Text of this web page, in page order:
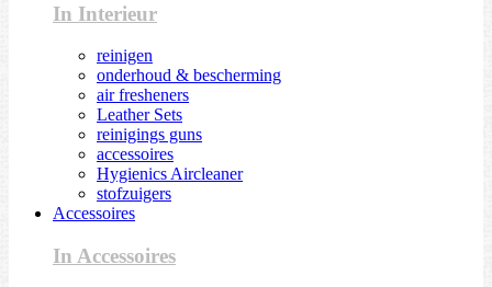
In Interieur
reinigen
onderhoud & bescherming
air fresheners
Leather Sets
reinigings guns
accessoires
Hygienics Aircleaner
stofzuigers
Accessoires
In Accessoires